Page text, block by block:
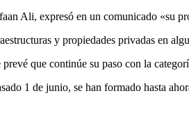
Ali, expresó en un comunicado
y propiedades privadas en
que continúe su paso con la
1 de junio, se han formado hasta